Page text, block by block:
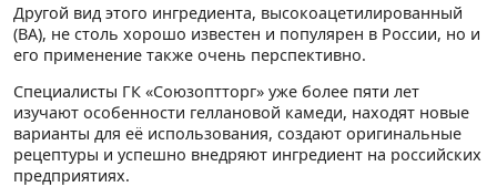
Другой вид этого ингредиента, высокоацетилированный
(ВА), не столь хорошо известен и популярен в России, но и
его применение также очень перспективно.
Специалисты ГК «Союзоптторг» уже более пяти лет
изучают особенности геллановой камеди, находят новые
варианты для её использования, создают оригинальные
рецептуры и успешно внедряют ингредиент на российских
предприятиях.